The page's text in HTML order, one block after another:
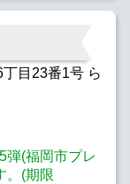
目23番1号 ら
弾(福岡市プレ
。(期限